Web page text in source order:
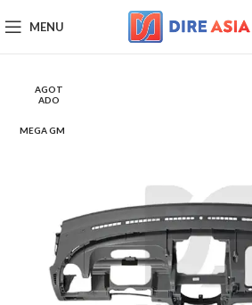
MENU
AGOT
ADO
MEGA GM